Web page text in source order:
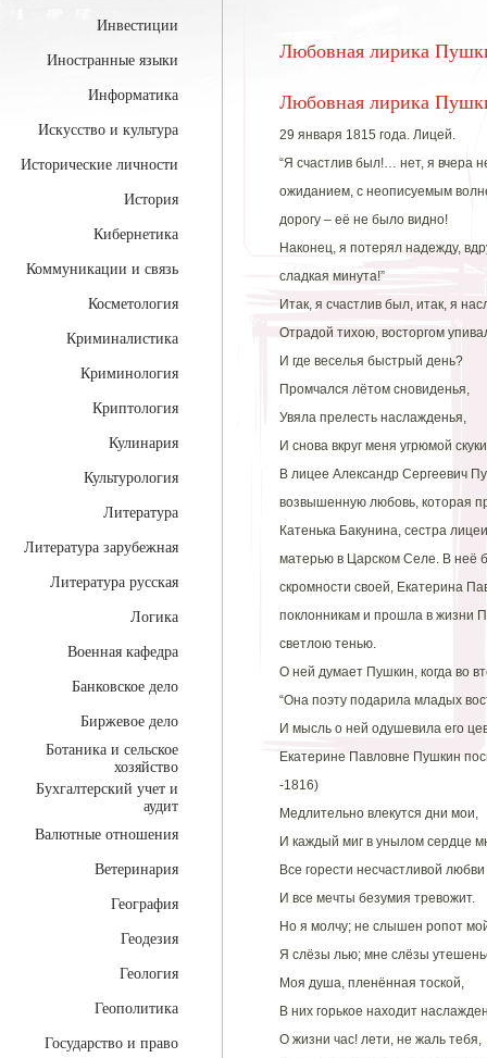
Инвестиции
Иностранные языки
Информатика
Искусство и культура
Исторические личности
История
Кибернетика
Коммуникации и связь
Косметология
Криминалистика
Криминология
Криптология
Кулинария
Культурология
Литература
Литература зарубежная
Литература русская
Логика
Военная кафедра
Банковское дело
Биржевое дело
Ботаника и сельское
хозяйство
Бухгалтерский учет и
аудит
Валютные отношения
Ветеринария
География
Геодезия
Геология
Геополитика
Государство и право
Любовная лирика
Любовная лирика
29 января 1815 года. Лицей.
“Я счастлив был!… нет, я вчера
ожиданием, с неописуемым
дорогу – её не было видно!
Наконец, я потерял надежду,
сладкая минута!”
Итак, я счастлив был, итак, я
Отрадой тихою, восторгом
И где веселья быстрый день?
Промчался лётом сновиденья,
Увяла прелесть наслажденья,
И снова вкруг меня угрюмой
В лицее Александр Сергеевич
возвышенную любовь, которая
Катенька Бакунина, сестра
матерью в Царском Селе. В неё
скромности своей, Екатерина
поклонникам и прошла в жизни
светлою тенью.
О ней думает Пушкин, когда во
“Она поэту подарила младых
И мысль о ней одушевила его
Екатерине Павловне Пушкин
-1816)
Медлительно влекутся дни мои,
И каждый миг в унылом сердце
Все горести несчастливой любви
И все мечты безумия тревожит.
Но я молчу; не слышен ропот
Я слёзы лью; мне слёзы
Моя душа, пленённая тоской,
В них горькое находит
О жизни час! лети, не жаль тебя,